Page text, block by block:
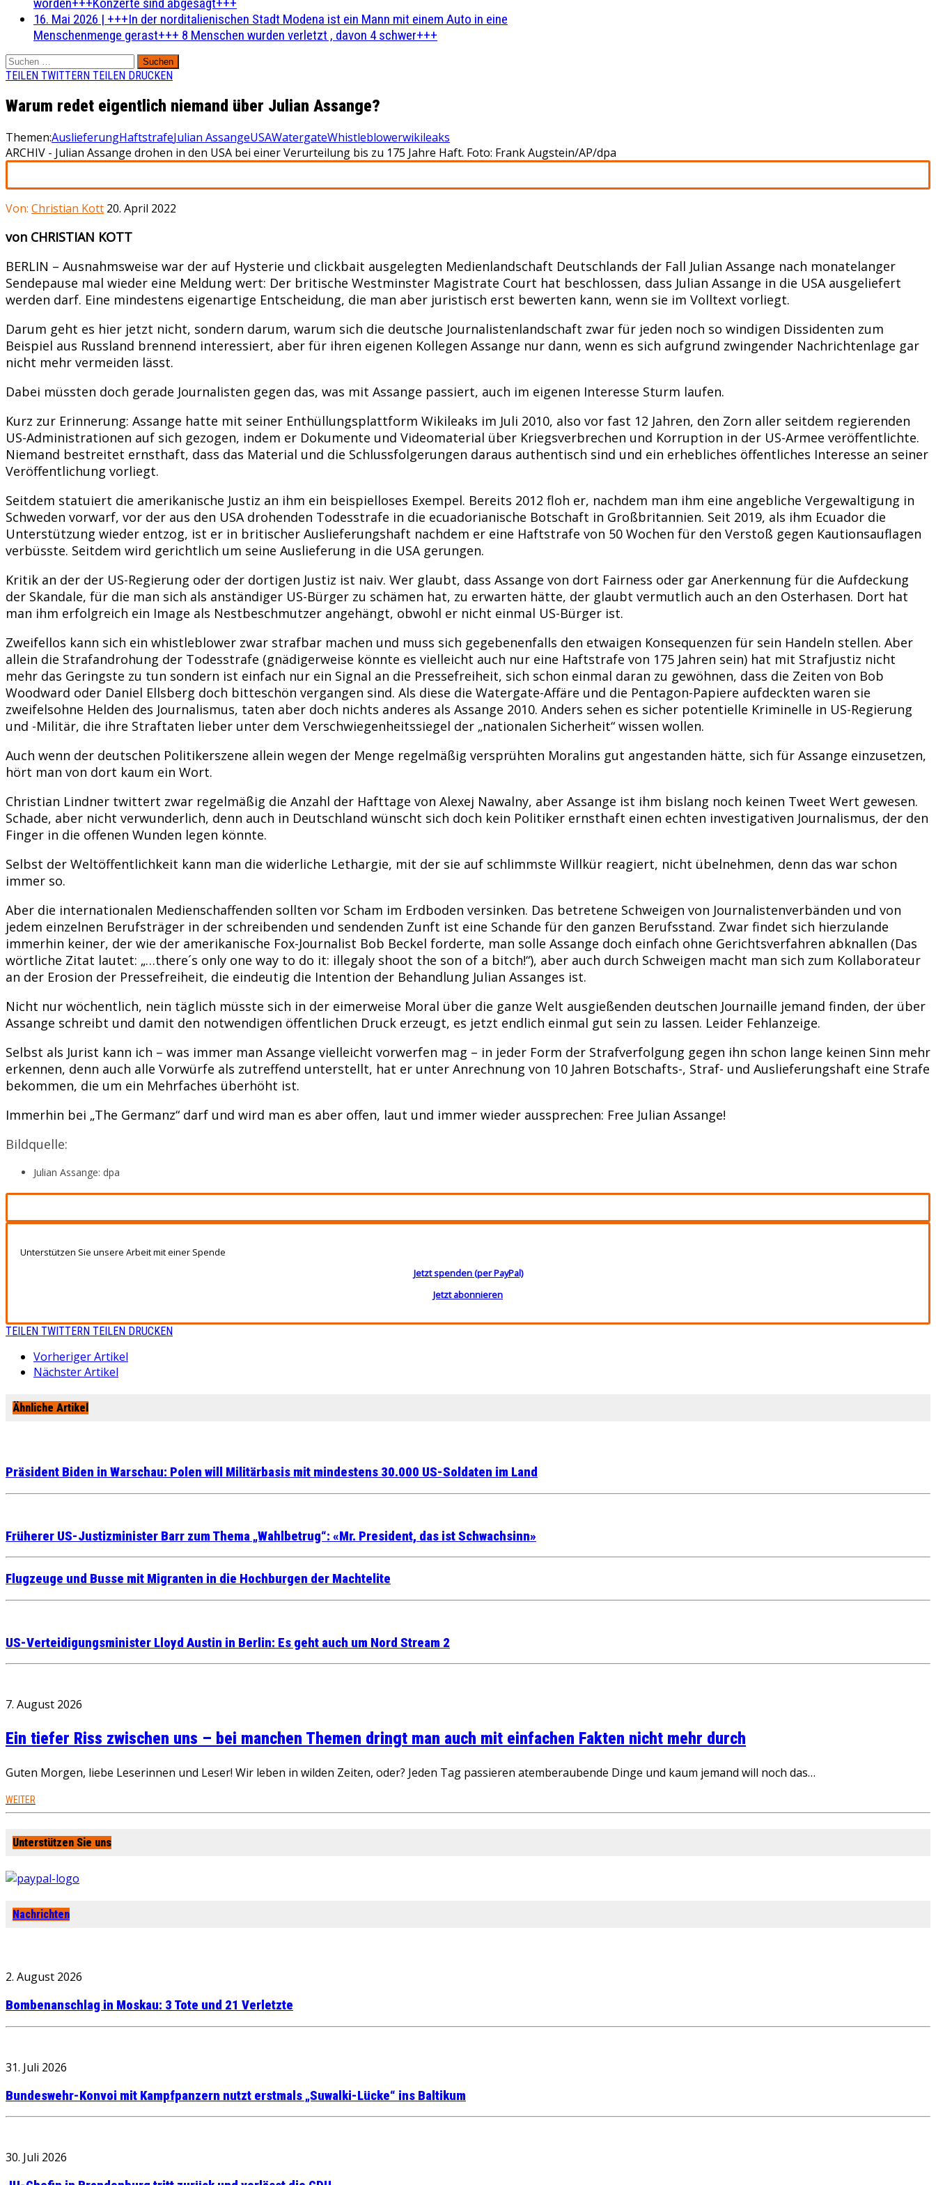
16. Mai 2026 | +++In der norditalienischen Stadt Modena ist ein Mann mit einem Auto in eine
Menschenmenge gerast+++ 8 Menschen wurden verletzt , davon 4 schwer+++
Suchen
nach:
TEILEN TWITTERN TEILEN DRUCKEN
Warum redet eigentlich niemand über Julian Assange?
Themen:AuslieferungHaftstrafeJulian AssangeUSAWatergateWhistleblowerwikileaks
ARCHIV - Julian Assange drohen in den USA bei einer Verurteilung bis zu 175 Jahre Haft. Foto: Frank Augstein/AP/dpa
Von: Christian Kott 20. April 2022
von CHRISTIAN KOTT
BERLIN – Ausnahmsweise war der auf Hysterie und clickbait ausgelegten Medienlandschaft Deutschlands der Fall Julian Assange nach monatelanger
Sendepause mal wieder eine Meldung wert: Der britische Westminster Magistrate Court hat beschlossen, dass Julian Assange in die USA ausgeliefert
werden darf. Eine mindestens eigenartige Entscheidung, die man aber juristisch erst bewerten kann, wenn sie im Volltext vorliegt.
Darum geht es hier jetzt nicht, sondern darum, warum sich die deutsche Journalistenlandschaft zwar für jeden noch so windigen Dissidenten zum
Beispiel aus Russland brennend interessiert, aber für ihren eigenen Kollegen Assange nur dann, wenn es sich aufgrund zwingender Nachrichtenlage gar
nicht mehr vermeiden lässt.
Dabei müssten doch gerade Journalisten gegen das, was mit Assange passiert, auch im eigenen Interesse Sturm laufen.
Kurz zur Erinnerung: Assange hatte mit seiner Enthüllungsplattform Wikileaks im Juli 2010, also vor fast 12 Jahren, den Zorn aller seitdem regierenden
US-Administrationen auf sich gezogen, indem er Dokumente und Videomaterial über Kriegsverbrechen und Korruption in der US-Armee veröffentlichte.
Niemand bestreitet ernsthaft, dass das Material und die Schlussfolgerungen daraus authentisch sind und ein erhebliches öffentliches Interesse an seiner
Veröffentlichung vorliegt.
Seitdem statuiert die amerikanische Justiz an ihm ein beispielloses Exempel. Bereits 2012 floh er, nachdem man ihm eine angebliche Vergewaltigung in
Schweden vorwarf, vor der aus den USA drohenden Todesstrafe in die ecuadorianische Botschaft in Großbritannien. Seit 2019, als ihm Ecuador die
Unterstützung wieder entzog, ist er in britischer Auslieferungshaft nachdem er eine Haftstrafe von 50 Wochen für den Verstoß gegen Kautionsauflagen
verbüsste. Seitdem wird gerichtlich um seine Auslieferung in die USA gerungen.
Kritik an der der US-Regierung oder der dortigen Justiz ist naiv. Wer glaubt, dass Assange von dort Fairness oder gar Anerkennung für die Aufdeckung
der Skandale, für die man sich als anständiger US-Bürger zu schämen hat, zu erwarten hätte, der glaubt vermutlich auch an den Osterhasen. Dort hat
man ihm erfolgreich ein Image als Nestbeschmutzer angehängt, obwohl er nicht einmal US-Bürger ist.
Zweifellos kann sich ein whistleblower zwar strafbar machen und muss sich gegebenenfalls den etwaigen Konsequenzen für sein Handeln stellen. Aber
allein die Strafandrohung der Todesstrafe (gnädigerweise könnte es vielleicht auch nur eine Haftstrafe von 175 Jahren sein) hat mit Strafjustiz nicht
mehr das Geringste zu tun sondern ist einfach nur ein Signal an die Pressefreiheit, sich schon einmal daran zu gewöhnen, dass die Zeiten von Bob
Woodward oder Daniel Ellsberg doch bitteschön vergangen sind. Als diese die Watergate-Affäre und die Pentagon-Papiere aufdeckten waren sie
zweifelsohne Helden des Journalismus, taten aber doch nichts anderes als Assange 2010. Anders sehen es sicher potentielle Kriminelle in US-Regierung
und -Militär, die ihre Straftaten lieber unter dem Verschwiegenheitssiegel der „nationalen Sicherheit“ wissen wollen.
Auch wenn der deutschen Politikerszene allein wegen der Menge regelmäßig versprühten Moralins gut angestanden hätte, sich für Assange einzusetzen,
hört man von dort kaum ein Wort.
Christian Lindner twittert zwar regelmäßig die Anzahl der Hafttage von Alexej Nawalny, aber Assange ist ihm bislang noch keinen Tweet Wert gewesen.
Schade, aber nicht verwunderlich, denn auch in Deutschland wünscht sich doch kein Politiker ernsthaft einen echten investigativen Journalismus, der den
Finger in die offenen Wunden legen könnte.
Selbst der Weltöffentlichkeit kann man die widerliche Lethargie, mit der sie auf schlimmste Willkür reagiert, nicht übelnehmen, denn das war schon
immer so.
Aber die internationalen Medienschaffenden sollten vor Scham im Erdboden versinken. Das betretene Schweigen von Journalistenverbänden und von
jedem einzelnen Berufsträger in der schreibenden und sendenden Zunft ist eine Schande für den ganzen Berufsstand. Zwar findet sich hierzulande
immerhin keiner, der wie der amerikanische Fox-Journalist Bob Beckel forderte, man solle Assange doch einfach ohne Gerichtsverfahren abknallen (Das
wörtliche Zitat lautet: „…there´s only one way to do it: illegaly shoot the son of a bitch!“), aber auch durch Schweigen macht man sich zum Kollaborateur
an der Erosion der Pressefreiheit, die eindeutig die Intention der Behandlung Julian Assanges ist.
Nicht nur wöchentlich, nein täglich müsste sich in der eimerweise Moral über die ganze Welt ausgießenden deutschen Journaille jemand finden, der über
Assange schreibt und damit den notwendigen öffentlichen Druck erzeugt, es jetzt endlich einmal gut sein zu lassen. Leider Fehlanzeige.
Selbst als Jurist kann ich – was immer man Assange vielleicht vorwerfen mag – in jeder Form der Strafverfolgung gegen ihn schon lange keinen Sinn mehr
erkennen, denn auch alle Vorwürfe als zutreffend unterstellt, hat er unter Anrechnung von 10 Jahren Botschafts-, Straf- und Auslieferungshaft eine Strafe
bekommen, die um ein Mehrfaches überhöht ist.
Immerhin bei „The Germanz“ darf und wird man es aber offen, laut und immer wieder aussprechen: Free Julian Assange!
Bildquelle:
Julian Assange: dpa
Unterstützen Sie unsere Arbeit mit einer Spende
Jetzt spenden (per PayPal)
Jetzt abonnieren
TEILEN TWITTERN TEILEN DRUCKEN
Vorheriger Artikel
Nächster Artikel
Ähnliche Artikel
Präsident Biden in Warschau: Polen will Militärbasis mit mindestens 30.000 US-Soldaten im Land
Früherer US-Justizminister Barr zum Thema „Wahlbetrug“: «Mr. President, das ist Schwachsinn»
Flugzeuge und Busse mit Migranten in die Hochburgen der Machtelite
US-Verteidigungsminister Lloyd Austin in Berlin: Es geht auch um Nord Stream 2
7. August 2026
Ein tiefer Riss zwischen uns – bei manchen Themen dringt man auch mit einfachen Fakten nicht mehr durch
Guten Morgen, liebe Leserinnen und Leser! Wir leben in wilden Zeiten, oder? Jeden Tag passieren atemberaubende Dinge und kaum jemand will noch das…
WEITER
Unterstützen Sie uns
Nachrichten
2. August 2026
Bombenanschlag in Moskau: 3 Tote und 21 Verletzte
31. Juli 2026
Bundeswehr-Konvoi mit Kampfpanzern nutzt erstmals „Suwalki-Lücke“ ins Baltikum
30. Juli 2026